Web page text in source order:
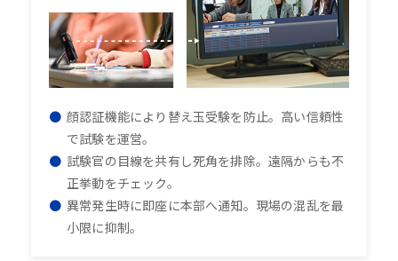
顔認証機能により替え玉受験を防止。高い信頼性
で試験を運営。
試験官の目線を共有し死角を排除。遠隔からも不
正挙動をチェック。
異常発生時に即座に本部へ通知。現場の混乱を最
小限に抑制。